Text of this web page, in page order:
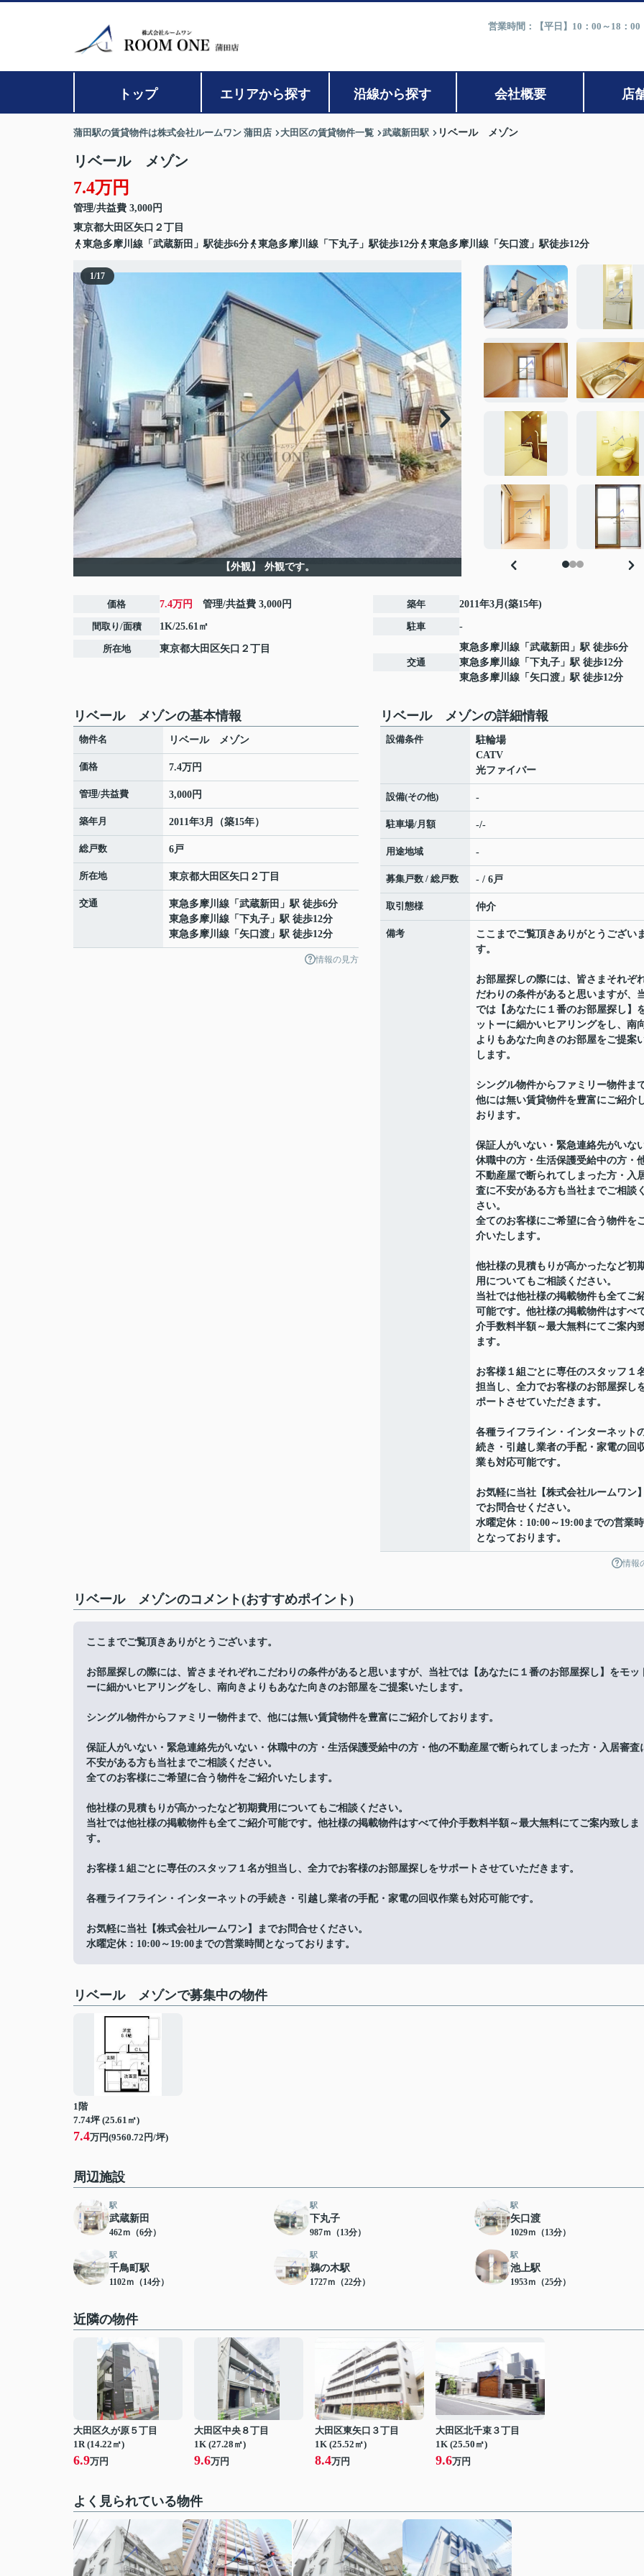
営業時間：【平日】10：00～18：
トップ エリアから探す 沿線から探す 会社概要 店
蒲田駅の賃貸物件は株式会社ルームワン 蒲田店 大田区の賃貸物件一覧 武蔵新田駅 リベール メゾン
リベール メゾン
7.4万円
管理/共益費 3,000円
東京都大田区矢口 ２丁目
東急多摩川線「武蔵新田」駅徒歩6分
東急多摩川線「下丸子」駅徒歩12分 東急多摩川線「矢口渡」駅徒歩12分
1/17
【外観】 外観です。
価格 7.4万円 管理/共益費 3,000円
間取り/面積 1K/25.61㎡
所在地 東京都大田区矢口 ２丁目
築年 2011年3月(築15年)
駐車 -
交通
東急多摩川線 「 武蔵新田 」駅 徒歩6分
東急多摩川線 「 下丸子 」駅 徒歩12分
東急多摩川線 「 矢口渡 」駅 徒歩12分
リベール メゾンの基本情報
物件名 リベール メゾン
価格 7.4万円
管理/共益費 3,000円
築年月 2011年3月（築15年）
総戸数 6戸
所在地 東京都大田区矢口 ２丁目
交通 東急多摩川線 「 武蔵新田 」駅 徒歩6分
東急多摩川線 「 下丸子 」駅 徒歩12分
東急多摩川線 「 矢口渡 」駅 徒歩12分
情報の見方
リベール メゾンの詳細情報
設備条件
駐輪場
CATV
光ファイバー
設備(その他) -
駐車場/月額 -/-
用途地域 -
募集戸数 / 総戸数 - / 6戸
取引態様 仲介
備考
ここまでご覧頂きありがとうござい
す。
お部屋探しの際には、皆さまそれぞ
だわりの条件があると思いますが、
では【あなたに１番のお部屋探し】
ットーに細かいヒアリングをし、南
よりもあなた向きのお部屋をご提案
します。
シングル物件からファミリー物件ま
他には無い賃貸物件を豊富にご紹介
おります。
保証人がいない・緊急連絡先がいな
休職中の方・生活保護受給中の方・
不動産屋で断られてしまった方・入
査に不安がある方も当社までご相談
さい。
全てのお客様にご希望に合う物件を
介いたします。
他社様の見積もりが高かったなど初
用についてもご相談ください。
当社では他社様の掲載物件も全てご
可能です。他社様の掲載物件はすべ
介手数料半額～最大無料にてご案内
ます。
お客様１組ごとに専任のスタッフ１
担当し、全力でお客様のお部屋探し
ポートさせていただきます。
各種ライフライン・インターネット
続き・引越し業者の手配・家電の回
業も対応可能です。
お気軽に当社【株式会社ルームワン
でお問合せください。
水曜定休：10:00～19:00までの営業
となっております。
情報
リベール メゾンのコメント(おすすめポイント)
ここまでご覧頂きありがとうございます。
お部屋探しの際には、皆さまそれぞれこだわりの条件があると思いますが、当社では【あなたに１番のお部屋探し】をモッ
ーに細かいヒアリングをし、南向きよりもあなた向きのお部屋をご提案いたします。
シングル物件からファミリー物件まで、他には無い賃貸物件を豊富にご紹介しております。
保証人がいない・緊急連絡先がいない・休職中の方・生活保護受給中の方・他の不動産屋で断られてしまった方・入居審査
不安がある方も当社までご相談ください。
全てのお客様にご希望に合う物件をご紹介いたします。
他社様の見積もりが高かったなど初期費用についてもご相談ください。
当社では他社様の掲載物件も全てご紹介可能です。他社様の掲載物件はすべて仲介手数料半額～最大無料にてご案内致しま
す。
お客様１組ごとに専任のスタッフ１名が担当し、全力でお客様のお部屋探しをサポートさせていただきます。
各種ライフライン・インターネットの手続き・引越し業者の手配・家電の回収作業も対応可能です。
お気軽に当社【株式会社ルームワン】までお問合せください。
水曜定休：10:00～19:00までの営業時間となっております。
リベール メゾンで募集中の物件
1階
7.74坪 (25.61㎡)
7.4万円(9560.72円/坪)
周辺施設
駅
武蔵新田
462ｍ（6分）
駅
下丸子
987ｍ（13分）
駅
矢口渡
1029ｍ（13分）
駅
千鳥町駅
1102ｍ（14分）
駅
鵜の木駅
1727ｍ（22分）
駅
池上駅
1953ｍ（25分）
近隣の物件
大田区久が原５丁目
1R (14.22㎡)
6.9万円
大田区中央８丁目
1K (27.28㎡)
9.6万円
大田区東矢口３丁目
1K (25.52㎡)
8.4万円
大田区北千束３丁目
1K (25.50㎡)
9.6万円
よく見られている物件